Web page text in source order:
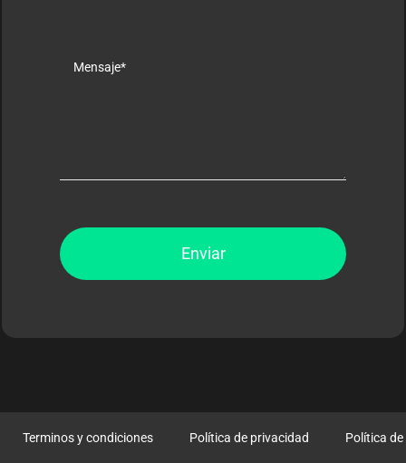
Enviar
Terminos y condiciones Política de privacidad Política